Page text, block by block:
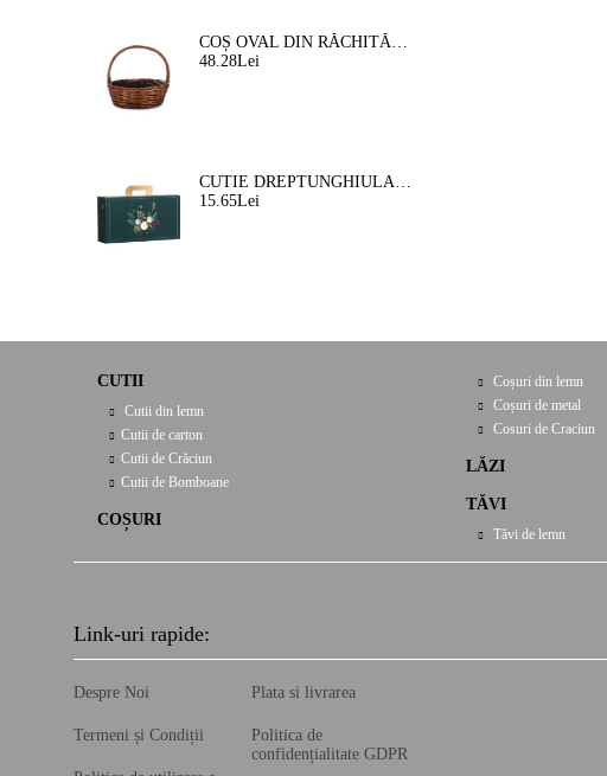
COȘ OVAL DIN RĂCHITĂ, MARO, 35X30X12 CM, SP609M
48.28Lei
CUTIE DREPTUNGHIULARA DIN CARTON TIP "VALIZA" NATURA FERMEATA VERDE/AURIE, 33,0 X 18,5 X 9,5 CM, CV053P
15.65Lei
CUTII
Cutii din lemn
Cutii de carton
Cutii de Crăciun
Cutii de Bomboane
COȘURI
Coșuri din lemn
Coșuri de metal
Cosuri de Craciun
LĂZI
TĂVI
Tăvi de lemn
Link-uri rapide:
Despre Noi
Termeni și Condiții
Plata si livrarea
Politica de
confidențialitate GDPR